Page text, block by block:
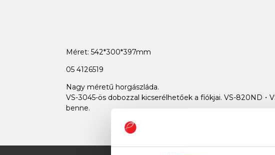
Méret: 542*300*397mm
05 4126519
Nagy méretű horgászláda.
VS-3045-ös dobozzal kicserélhetőek a fiókjai. VS-820ND・
benne.